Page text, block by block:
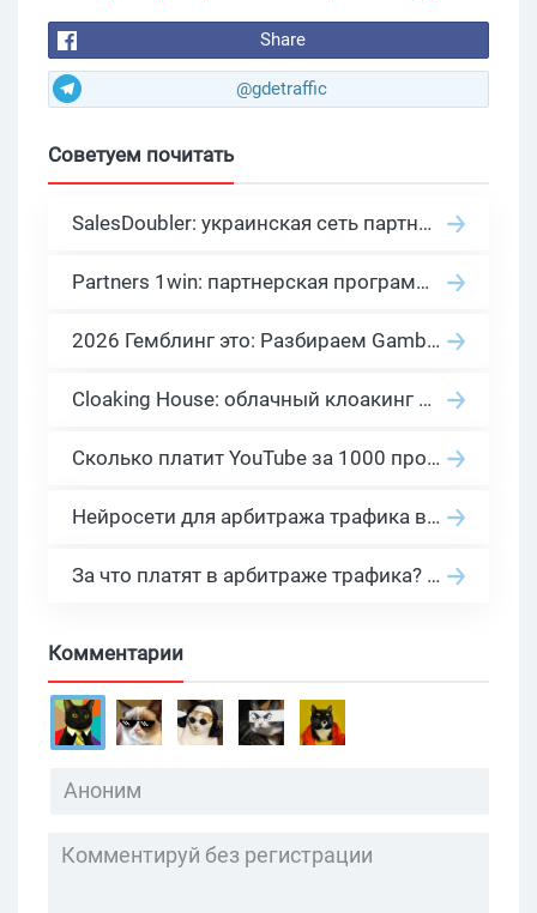
Share
@gdetraffic
Советуем почитать
SalesDoubler: украинская сеть партнерских программ с оплатой за действие
Partners 1win: партнерская программа казино в нише гемблинг арбитраж
2026 Гемблинг это: Разбираем Gambling вертикаль, и все что связано с гемблинг и беттинг офферами
Cloaking House: облачный клоакинг для фильтрации ботов FB и Google Ads — гайд PHP-интеграции 2026
Сколько платит YouTube за 1000 просмотров в 2026: реальные цифры от 0.5 до 36 USD по ГЕО
Нейросети для арбитража трафика в 2026: инструменты, кейсы и AI-медиабайеры
За что платят в арбитраже трафика? 30 моделей оплаты в бурж и СНГ партнерках
Комментарии